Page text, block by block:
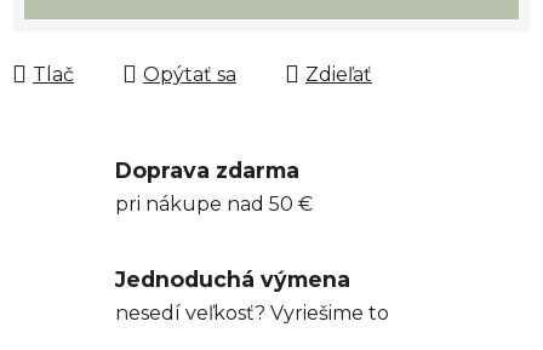
Tlač Opýtať sa Zdieľať
Doprava zdarma
pri nákupe nad 50 €
Jednoduchá výmena
nesedí veľkosť? Vyriešime to